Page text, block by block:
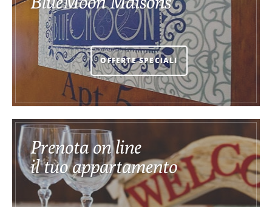
OFFERTE SPECIALI
Prenota on line
il tuo appartamento